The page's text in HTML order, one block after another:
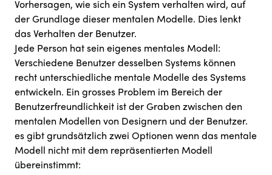
Vorhersagen, wie sich ein System verhalten wird, auf
der Grundlage dieser mentalen Modelle. Dies lenkt
das Verhalten der Benutzer.
Jede Person hat sein eigenes mentales Modell:
Verschiedene Benutzer desselben Systems können
recht unterschiedliche mentale Modelle des Systems
entwickeln. Ein grosses Problem im Bereich der
Benutzerfreundlichkeit ist der Graben zwischen den
mentalen Modellen von Designern und der Benutzer.
es gibt grundsätzlich zwei Optionen wenn das mentale
Modell nicht mit dem repräsentierten Modell
übereinstimmt: